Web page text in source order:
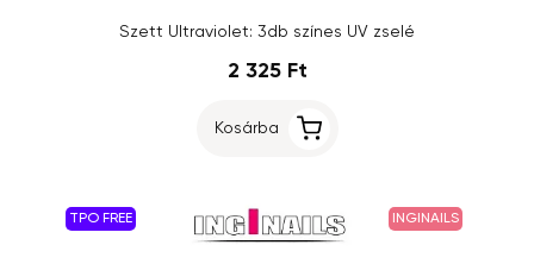
Szett Ultraviolet: 3db színes UV zselé
2 325 Ft
Kosárba
TPO FREE INGINAILS